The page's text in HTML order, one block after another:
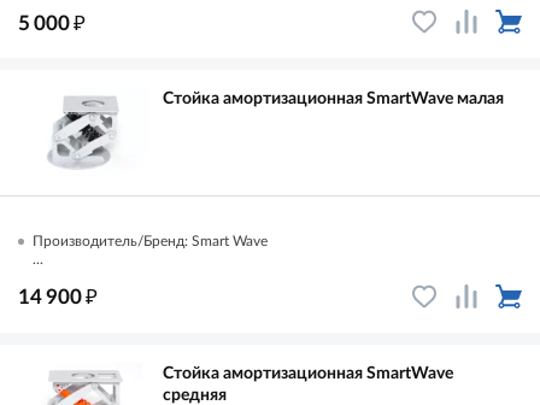
5 000₽
Стойка амортизационная SmartWave малая
Производитель/Бренд: Smart Wave
...
14 900₽
Стойка амортизационная SmartWave
средняя